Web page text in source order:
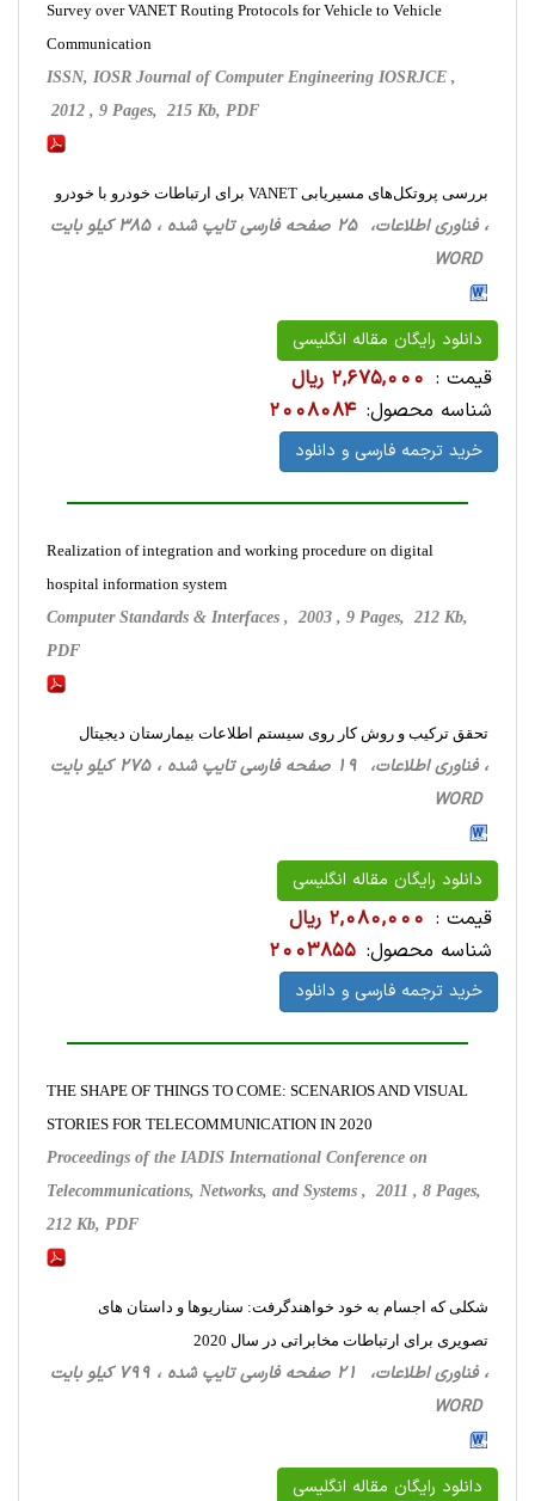
Survey over VANET Routing Protocols for Vehicle to Vehicle
Communication
ISSN, IOSR Journal of Computer Engineering IOSRJCE ,
2012 , 9 Pages, 215 Kb, PDF
بررسی پروتکل‌های مسیریابی VANET برای ارتباطات خودرو با خودرو
، فناوری اطلاعات، 25 صفحه فارسی تایپ شده ، 385 کیلو بایت
WORD
دانلود رایگان مقاله انگلیسی
قیمت : 2,675,000 ریال
شناسه محصول: 2008084
خرید ترجمه فارسی و دانلود
Realization of integration and working procedure on digital
hospital information system
Computer Standards & Interfaces , 2003 , 9 Pages, 212 Kb,
PDF
تحقق ترکیب و روش کار روی سیستم اطلاعات بیمارستان دیجیتال
، فناوری اطلاعات، 19 صفحه فارسی تایپ شده ، 275 کیلو بایت
WORD
دانلود رایگان مقاله انگلیسی
قیمت : 2,080,000 ریال
شناسه محصول: 2003855
خرید ترجمه فارسی و دانلود
THE SHAPE OF THINGS TO COME: SCENARIOS AND VISUAL
STORIES FOR TELECOMMUNICATION IN 2020
Proceedings of the IADIS International Conference on
Telecommunications, Networks, and Systems , 2011 , 8 Pages,
212 Kb, PDF
شکلی که اجسام به خود خواهندگرفت: سناریوها و داستان های
تصویری برای ارتباطات مخابراتی در سال 2020
، فناوری اطلاعات، 21 صفحه فارسی تایپ شده ، 799 کیلو بایت
WORD
دانلود رایگان مقاله انگلیسی